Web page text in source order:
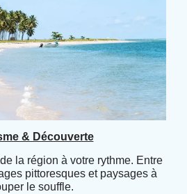
& Découverte
la région à votre rythme. Entre
pittoresques et paysages à
le souffle.